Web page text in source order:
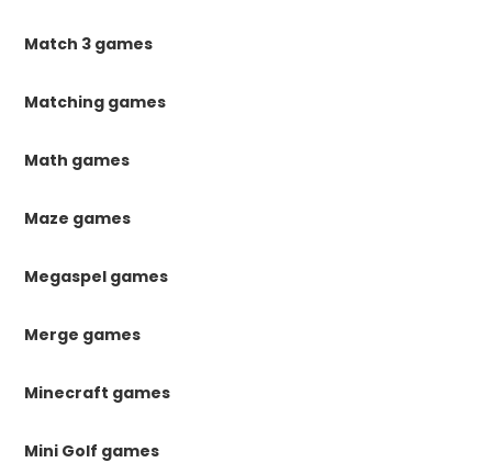
Match 3 games
Matching games
Math games
Maze games
Megaspel games
Merge games
Minecraft games
Mini Golf games